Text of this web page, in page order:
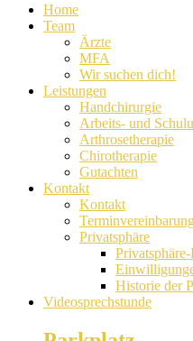
Home
Team
Ärzte
MFA
Wir suchen dich!
Leistungen
Handchirurgie
Arbeits- und
Arthrosetherapie
Chirotherapie
Gutachten
Kontakt
Kontakt
Privatsphäre
Historie der
Videosprechstunde